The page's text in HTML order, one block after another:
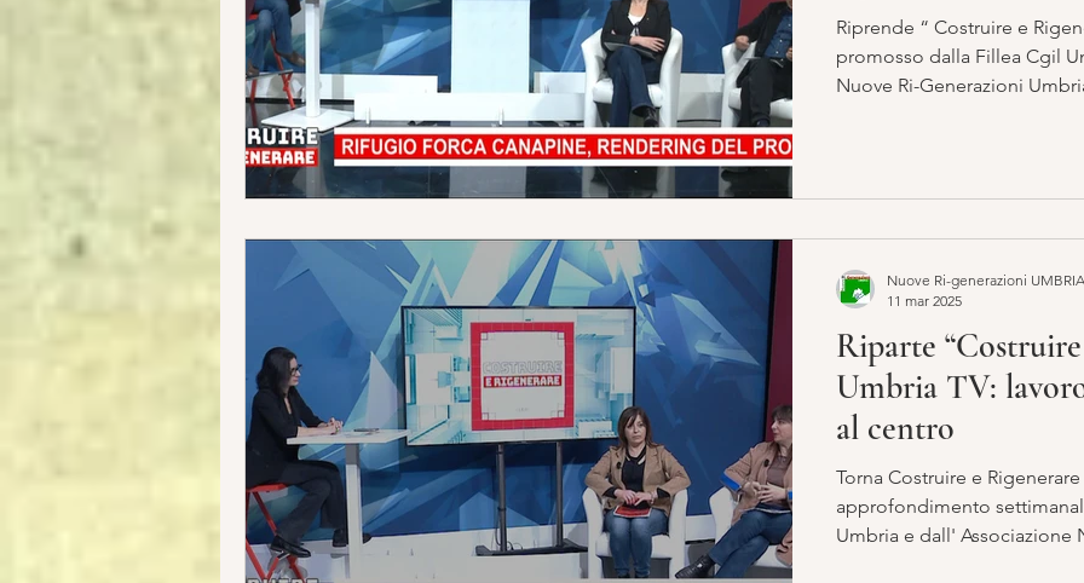
Riprende “ Costruire e
promosso dalla Fillea Cgil Umbria e dall’
Nuove Ri-Generazioni
di territori e comunità, con
Riparte
Umbria TV:
al centro
Torna Costruire e Rigenerare , il programma di
approfondimento settimanale promosso da Fillea
Umbria e dall'
Nuove Ri-generazioni UMBRIA
11 mar 2025